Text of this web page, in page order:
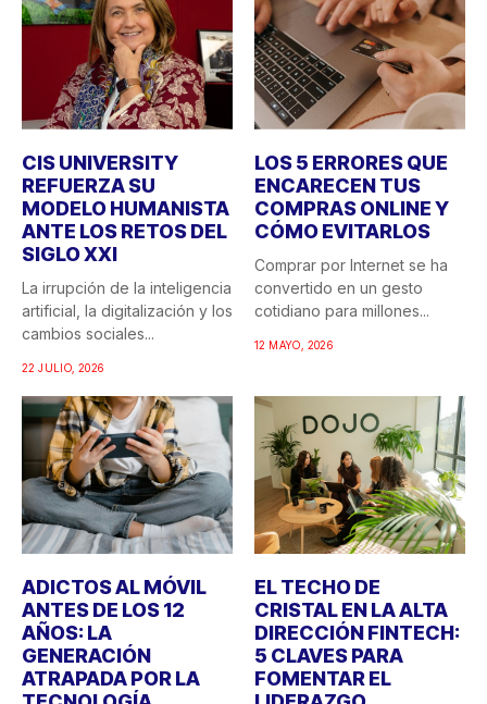
CIS UNIVERSITY
REFUERZA SU
MODELO HUMANISTA
ANTE LOS RETOS DEL
SIGLO XXI
La irrupción de la inteligencia
artificial, la digitalización y los
cambios sociales...
22 JULIO, 2026
LOS 5 ERRORES QUE
ENCARECEN TUS
COMPRAS ONLINE Y
CÓMO EVITARLOS
Comprar por Internet se ha
convertido en un gesto
cotidiano para millones...
12 MAYO, 2026
ADICTOS AL MÓVIL
ANTES DE LOS 12
AÑOS: LA
GENERACIÓN
ATRAPADA POR LA
EL TECHO DE
CRISTAL EN LA ALTA
DIRECCIÓN FINTECH:
5 CLAVES PARA
FOMENTAR EL